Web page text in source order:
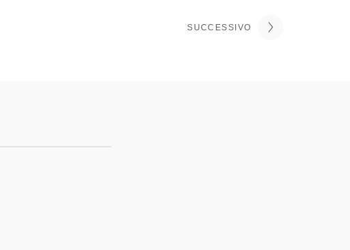
SUCCESSIVO